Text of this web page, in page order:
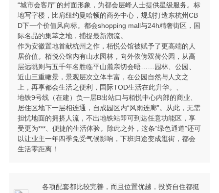
“城市会客厅”的封面形象，为都会层峰人士提供星级服务。标
地写字楼，比肩纽约曼哈顿的商务中心，规划打造东杭州CB
D下一个价值风向标。都会shopping mall与24h精奢街区，国
际名品的集萃之地，捕捉最新潮流。
作为安徽置地首献杭州之作，栢悦公馆被赋予了更高端的人
居价值。栢悦公馆内有山水园林，向外依傍双荷公园，从高
层远眺则与五千年名胜临平山麓亲切会晤……园林、公园、
近山三重瞰景，景观层次立体丰富，在公园自然与人文之
上，再享都会生活之便利，国际TOD生活在此升华。、
地铁9号线（在建）负一层B出站口与栢悦中心内部的商业、
居住区地下一层相连通，自成园区内“风雨连廊”。从此，无需
担忧地面的拥挤人流，不出地铁站即可到达任意功能区，享
受更为***、便捷的生活体验。除此之外，这条“绿色通道”还可
以让业主一年四季免受气候影响，下班归途变成逛街，都会
生活零距离！
各项配套都比较完善，而且位置优越，投资自住都挺